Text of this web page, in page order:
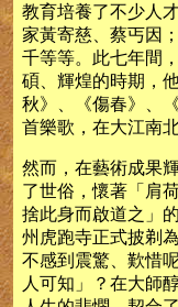
教育培養了不少人
家黃寄慈、蔡丐因
千等等。此七年間
碩、輝煌的時期，
秋》、《傷春》、
首樂歌，在大江南
然而，在藝術成果
了世俗，懷著「肩
捨此身而啟道之」
州虎跑寺正式披剃
不感到震驚、歎惜
人可知」？在大師